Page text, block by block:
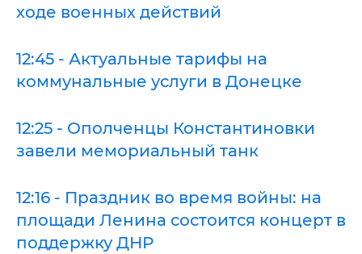
ходе военных действий
12:45 - Актуальные тарифы на
коммунальные услуги в Донецке
12:25 - Ополченцы Константиновки
завели мемориальный танк
12:16 - Праздник во время войны: на
площади Ленина состоится концерт в
поддержку ДНР